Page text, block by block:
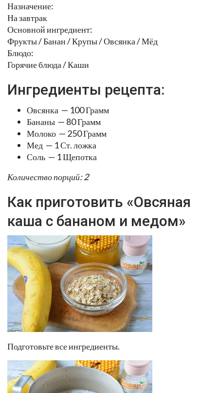
Назначение:
На завтрак
Основной ингредиент:
Фрукты / Банан / Крупы / Овсянка / Мёд
Блюдо:
Горячие блюда / Каши
Ингредиенты рецепта:
Овсянка — 100 Грамм
Бананы — 80 Грамм
Молоко — 250 Грамм
Мед — 1 Ст. ложка
Соль — 1 Щепотка
Количество порций: 2
Как приготовить «Овсяная
каша с бананом и медом»
Подготовьте все ингредиенты.